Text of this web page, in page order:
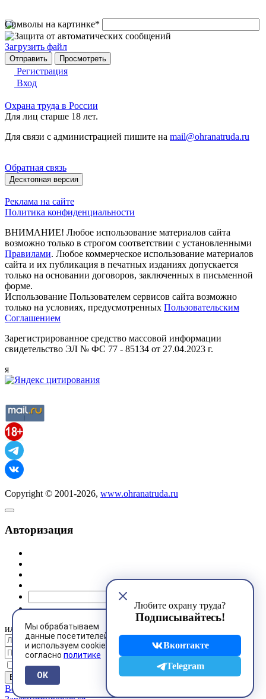
Символы на картинке*
Загрузить файл
Регистрация
Вход
Мы обрабатываем
данные посетителей
и используем cookies
согласно политике
ОК
Любите охрану труда?
Подписывайтесь!
Вконтакте
Telegram
Охрана труда в России
Для лиц старше 18 лет.
Для связи с администрацией пишите на mail@ohranatruda.ru
Обратная связь
Десктопная версия
Реклама на сайте
Политика конфиденциальности
ВНИМАНИЕ! Любое использование материалов сайта
возможно только в строгом соответствии с установленными
Правилами. Любое коммерческое использование материалов
сайта и их публикация в печатных изданиях допускается
только на основании договоров, заключенных в письменной
форме.
Использование Пользователем сервисов сайта возможно
только на условиях, предусмотренных Пользовательским
Соглашением
Зарегистрированное средство массовой информации
свидетельство ЭЛ № ФС 77 - 85134 от 27.04.2023 г.
я
Copyright © 2001-2026, www.ohranatruda.ru
Авторизация
или
Запомнить меня
Восстановить пароль